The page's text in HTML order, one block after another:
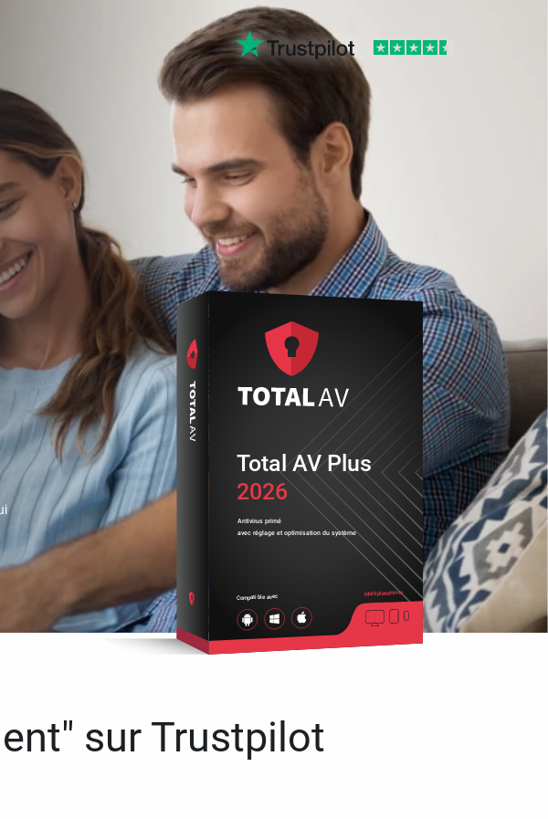
2026
Antivirus primé
avec réglage et optimisation du système
Compatible avec Multiplateforme
Total AV Plus
sur Trustpilot